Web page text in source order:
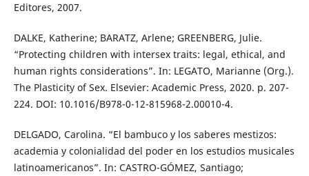
Editores, 2007.
DALKE, Katherine; BARATZ, Arlene; GREENBERG, Julie.
“Protecting children with intersex traits: legal, ethical, and
human rights considerations”. In: LEGATO, Marianne (Org.).
The Plasticity of Sex. Elsevier: Academic Press, 2020. p. 207-
224. DOI: 10.1016/B978-0-12-815968-2.00010-4.
DELGADO, Carolina. “El bambuco y los saberes mestizos:
academia y colonialidad del poder en los estudios musicales
latinoamericanos”. In: CASTRO-GÓMEZ, Santiago;